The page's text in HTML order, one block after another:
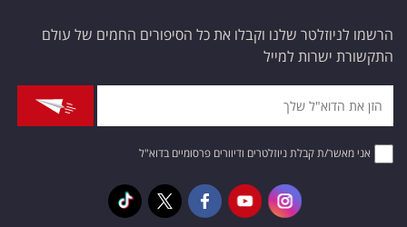
הרשמו לניוזלטר שלנו וקבלו את כל הסיפורים החמים של עולם
התקשורת ישרות למייל
אני מאשר/ת קבלת ניוזלטרים ודיוורים פרסומיים בדוא"ל